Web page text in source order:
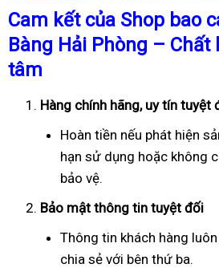
Cam kết của Shop bao
Bàng Hải Phòng – Chất
tâm
Hàng chính hãng, uy tín tuyệt
Hoàn tiền nếu phát hiện
hạn sử dụng hoặc không
bảo vệ.
Bảo mật thông tin tuyệt đối
Thông tin khách hàng
chia sẻ với bên thứ ba.